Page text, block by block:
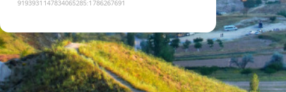
9193931147834065285:1786267691